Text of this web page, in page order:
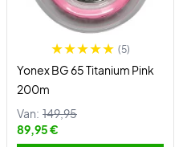
(5)
Yonex BG 65 Titanium Pink
200m
Van: 149,95
89,95 €